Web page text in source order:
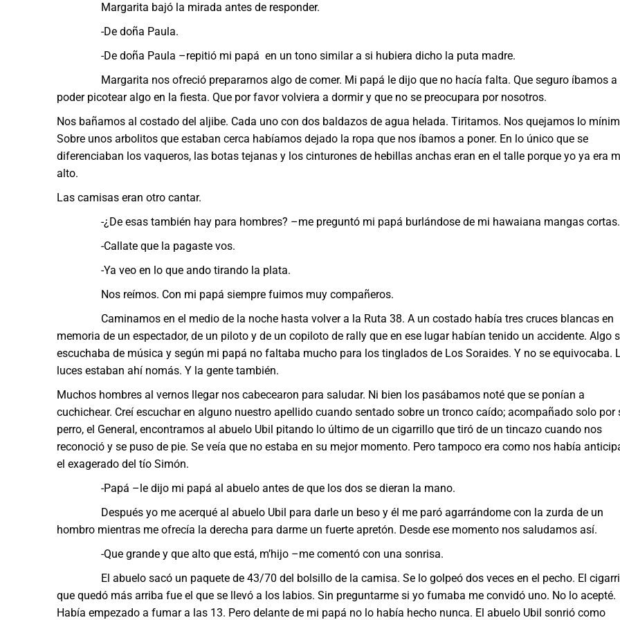
Margarita bajó la mirada antes de responder.
-De doña Paula.
-De doña Paula –repitió mi papá en un tono similar a si hubiera dicho la puta madre.
Margarita nos ofreció prepararnos algo de comer. Mi papá le dijo que no hacía falta. Que seguro íbamos a
poder picotear algo en la fiesta. Que por favor volviera a dormir y que no se preocupara por nosotros.
Nos bañamos al costado del aljibe. Cada uno con dos baldazos de agua helada. Tiritamos. Nos quejamos lo
Sobre unos arbolitos que estaban cerca habíamos dejado la ropa que nos íbamos a poner. En lo único que se
diferenciaban los vaqueros, las botas tejanas y los cinturones de hebillas anchas eran en el talle porque yo ya era
alto.
Las camisas eran otro cantar.
-¿De esas también hay para hombres? –me preguntó mi papá burlándose de mi hawaiana mangas cortas.
-Callate que la pagaste vos.
-Ya veo en lo que ando tirando la plata.
Nos reímos. Con mi papá siempre fuimos muy compañeros.
Caminamos en el medio de la noche hasta volver a la Ruta 38. A un costado había tres cruces blancas en
memoria de un espectador, de un piloto y de un copiloto de rally que en ese lugar habían tenido un accidente. Algo
escuchaba de música y según mi papá no faltaba mucho para los tinglados de Los Soraides. Y no se equivocaba.
luces estaban ahí nomás. Y la gente también.
Muchos hombres al vernos llegar nos cabecearon para saludar. Ni bien los pasábamos noté que se ponían a
cuchichear. Creí escuchar en alguno nuestro apellido cuando sentado sobre un tronco caído; acompañado solo por
perro, el General, encontramos al abuelo Ubil pitando lo último de un cigarrillo que tiró de un tincazo cuando nos
reconoció y se puso de pie. Se veía que no estaba en su mejor momento. Pero tampoco era como nos había
el exagerado del tío Simón.
-Papá –le dijo mi papá al abuelo antes de que los dos se dieran la mano.
Después yo me acerqué al abuelo Ubil para darle un beso y él me paró agarrándome con la zurda de un
hombro mientras me ofrecía la derecha para darme un fuerte apretón. Desde ese momento nos saludamos así.
-Que grande y que alto que está, m’hijo –me comentó con una sonrisa.
El abuelo sacó un paquete de 43/70 del bolsillo de la camisa. Se lo golpeó dos veces en el pecho. El
que quedó más arriba fue el que se llevó a los labios. Sin preguntarme si yo fumaba me convidó uno. No lo acepté.
Había empezado a fumar a las 13. Pero delante de mi papá no lo había hecho nunca. El abuelo Ubil sonrió como